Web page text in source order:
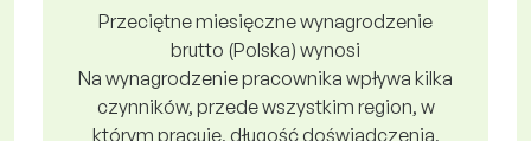
Przeciętne miesięczne wynagrodzenie
brutto (Polska) wynosi
Na wynagrodzenie pracownika wpływa kilka
czynników, przede wszystkim region, w
którym pracuje, długość doświadczenia,